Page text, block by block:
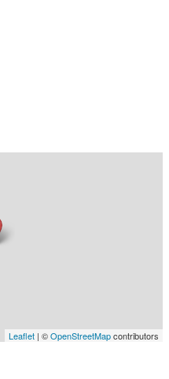
Leaflet | ©OpenStreetMapcontributors